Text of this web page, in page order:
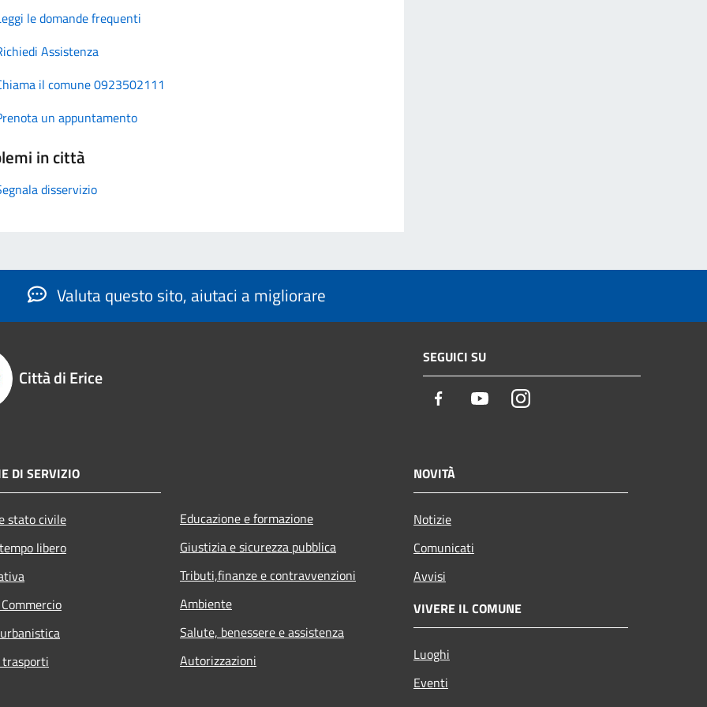
le domande frequenti
Assistenza
il comune 0923502111
un appuntamento
in città
disservizio
Valuta questo sito, aiutaci a migliorare
Città di Erice
SEGUICI SU
Facebook YoutubeInstagram
DI SERVIZIO
stato civile
libero
Educazione e formazione
Giustizia e sicurezza pubblica
Tributi,finanze e contravvenzioni
Ambiente
Salute, benessere e assistenza
Autorizzazioni
NOVITÀ
Notizie
Comunicati
Avvisi
VIVERE IL COMUNE
Luoghi
Eventi